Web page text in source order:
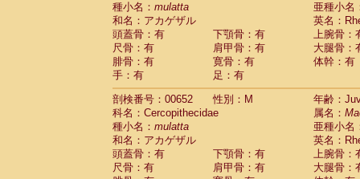
種小名： mulatta
亜種小名
和名：アカゲザル
英名：
頭蓋骨：有
下顎骨：有
上腕骨：
尺骨：有
肩甲骨：有
大腿骨：
腓骨：有
寛骨：有
体幹：有
手：有
足：有
剖検番号：00652
性別：M
年齢：
科名：Cercopithecidae
属名：
種小名： mulatta
亜種小名
和名：アカゲザル
英名：
頭蓋骨：有
下顎骨：有
上腕骨：
尺骨：有
肩甲骨：有
大腿骨：